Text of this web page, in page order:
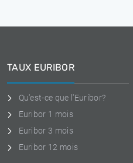
TAUX EURIBOR
Qu'est-ce que l'Euribor?
Euribor 1 mois
Euribor 3 mois
Euribor 12 mois